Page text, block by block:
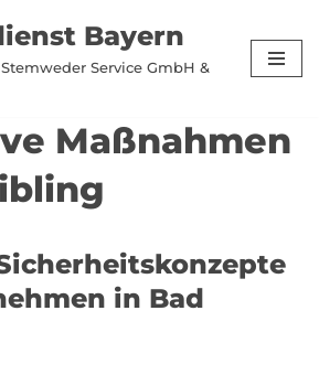
Bayern
Service GmbH &
Maßnahmen
in Bad